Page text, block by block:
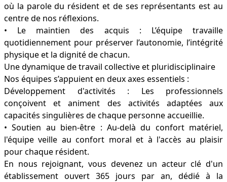
où la parole du résident et de ses représentants est au
centre de nos réflexions.
• Le maintien des acquis : L’équipe travaille
quotidiennement pour préserver l’autonomie, l’intégrité
physique et la dignité de chacun.
Une dynamique de travail collective et pluridisciplinaire
Nos équipes s’appuient en deux axes essentiels :
Développement d'activités : Les professionnels
conçoivent et animent des activités adaptées aux
capacités singulières de chaque personne accueillie.
• Soutien au bien-être : Au-delà du confort matériel,
l'équipe veille au confort moral et à l'accès au plaisir
pour chaque résident.
En nous rejoignant, vous devenez un acteur clé d'un
établissement ouvert 365 jours par an, dédié à la